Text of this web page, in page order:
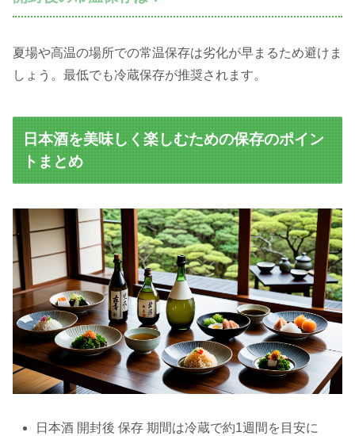
夏場や高温の場所での常温保存は劣化が早まるため避けま
しょう。最低でも冷蔵保存が推奨されます。
日本酒を美味しく楽しむための保存のポイン
トまとめ
日本酒 開封後 保存 期間は冷蔵で約1週間を目安に